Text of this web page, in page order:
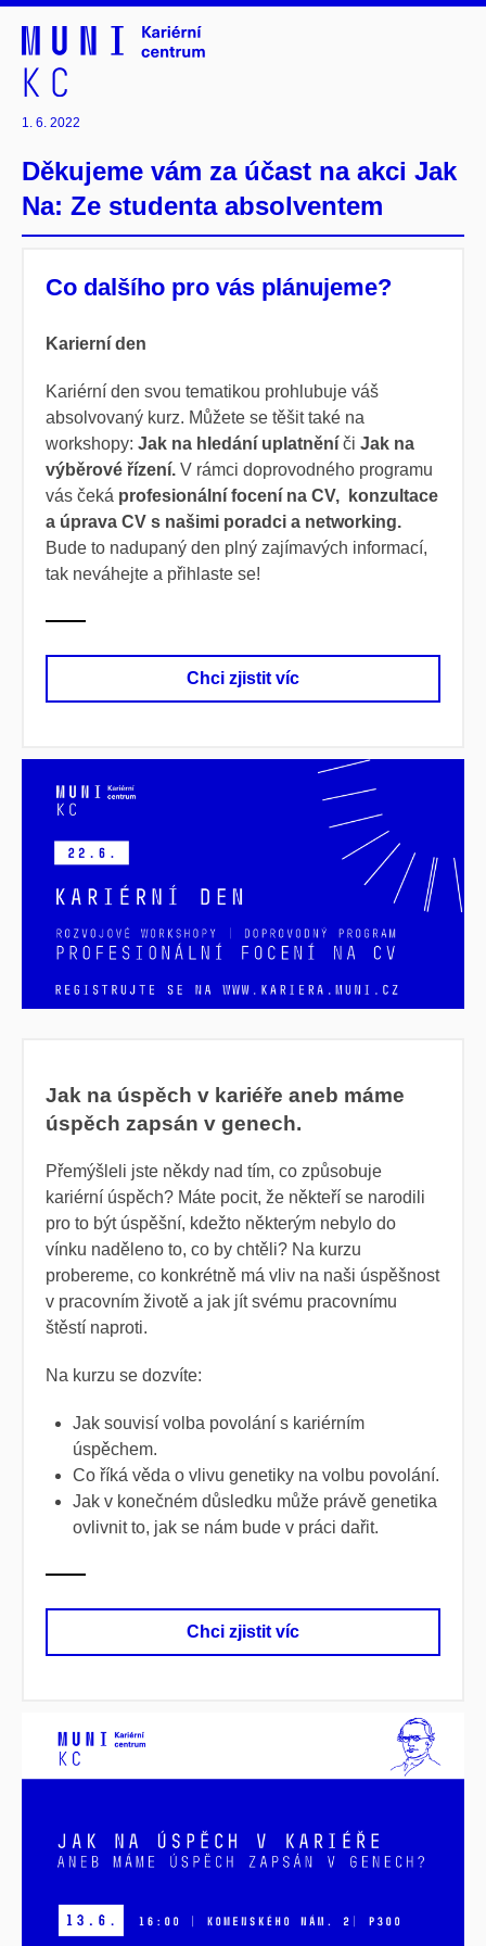
1. 6. 2022
Děkujeme vám za účast na akci Jak
Na: Ze studenta absolventem
Co dalšího pro vás plánujeme?
​Karierní den
Kariérní den svou tematikou prohlubuje váš
absolvovaný kurz. Můžete se těšit také na
workshopy: Jak na hledání uplatnění či Jak na
výběrové řízení. V rámci doprovodného programu
vás čeká profesionální focení na CV, konzultace
a úprava CV s našimi poradci a networking.
Bude to nadupaný den plný zajímavých informací,
tak neváhejte a přihlaste se!
Chci zjistit víc
Jak na úspěch v kariéře aneb máme
úspěch zapsán v genech.
Přemýšleli jste někdy nad tím, co způsobuje
kariérní úspěch? Máte pocit, že někteří se narodili
pro to být úspěšní, kdežto některým nebylo do
vínku naděleno to, co by chtěli? Na kurzu
probereme, co konkrétně má vliv na naši úspěšnost
v pracovním životě a jak jít svému pracovnímu
štěstí naproti.
Na kurzu se dozvíte:
Jak souvisí volba povolání s kariérním
úspěchem.
Co říká věda o vlivu genetiky na volbu povolání.
Jak v konečném důsledku může právě genetika
ovlivnit to, jak se nám bude v práci dařit.
Chci zjistit víc